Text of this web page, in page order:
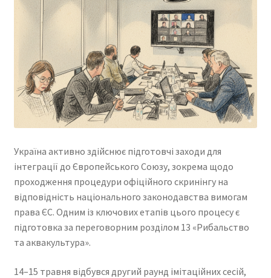
Україна активно здійснює підготовчі заходи для
інтеграції до Європейського Союзу, зокрема щодо
проходження процедури офіційного скринінгу на
відповідність національного законодавства вимогам
права ЄС. Одним із ключових етапів цього процесу є
підготовка за переговорним розділом 13 «Рибальство
та аквакультура».
14–15 травня відбувся другий раунд імітаційних сесій,